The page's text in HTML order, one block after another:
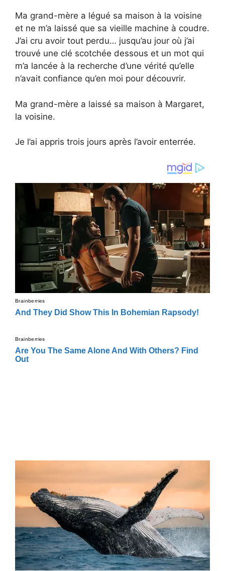
Ma grand-mère a légué sa maison à la voisine
et ne m’a laissé que sa vieille machine à coudre.
J’ai cru avoir tout perdu… jusqu’au jour où j’ai
trouvé une clé scotchée dessous et un mot qui
m’a lancée à la recherche d’une vérité qu’elle
n’avait confiance qu’en moi pour découvrir.
Ma grand-mère a laissé sa maison à Margaret,
la voisine.
Je l’ai appris trois jours après l’avoir enterrée.